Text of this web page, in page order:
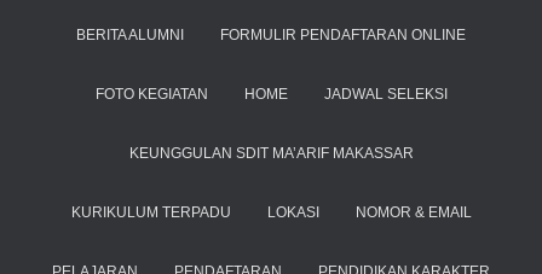
BERITA ALUMNI FORMULIR PENDAFTARAN ONLINE
FOTO KEGIATAN HOME JADWAL SELEKSI
KEUNGGULAN SDIT MA’ARIF MAKASSAR
KURIKULUM TERPADU LOKASI NOMOR & EMAIL